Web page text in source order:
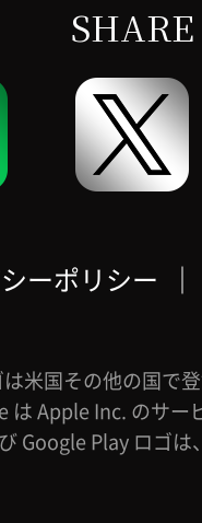
SHARE
ーポリシー ｜
米国その他の国で
は Apple Inc. のサー
Google Play ロゴは